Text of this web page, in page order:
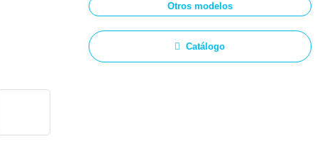
Otros modelos
Catálogo